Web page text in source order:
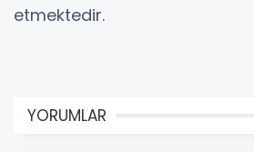
etmektedir.
YORUMLAR